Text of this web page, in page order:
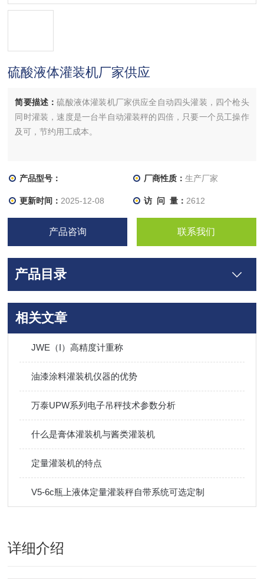
硫酸液体灌装机厂家供应
简要描述：硫酸液体灌装机厂家供应全自动四头灌装，四个枪头
同时灌装，速度是一台半自动灌装秤的四倍，只要一个员工操作
及可，节约用工成本。
产品型号： 厂商性质： 生产厂家
更新时间： 2025-12-08 访 问 量： 2612
产品咨询 联系我们
产品目录
相关文章
JWE（I）高精度计重称
油漆涂料灌装机仪器的优势
万泰UPW系列电子吊秤技术参数分析
什么是膏体灌装机与酱类灌装机
定量灌装机的特点
V5-6c瓶上液体定量灌装秤自带系统可选定制
详细介绍